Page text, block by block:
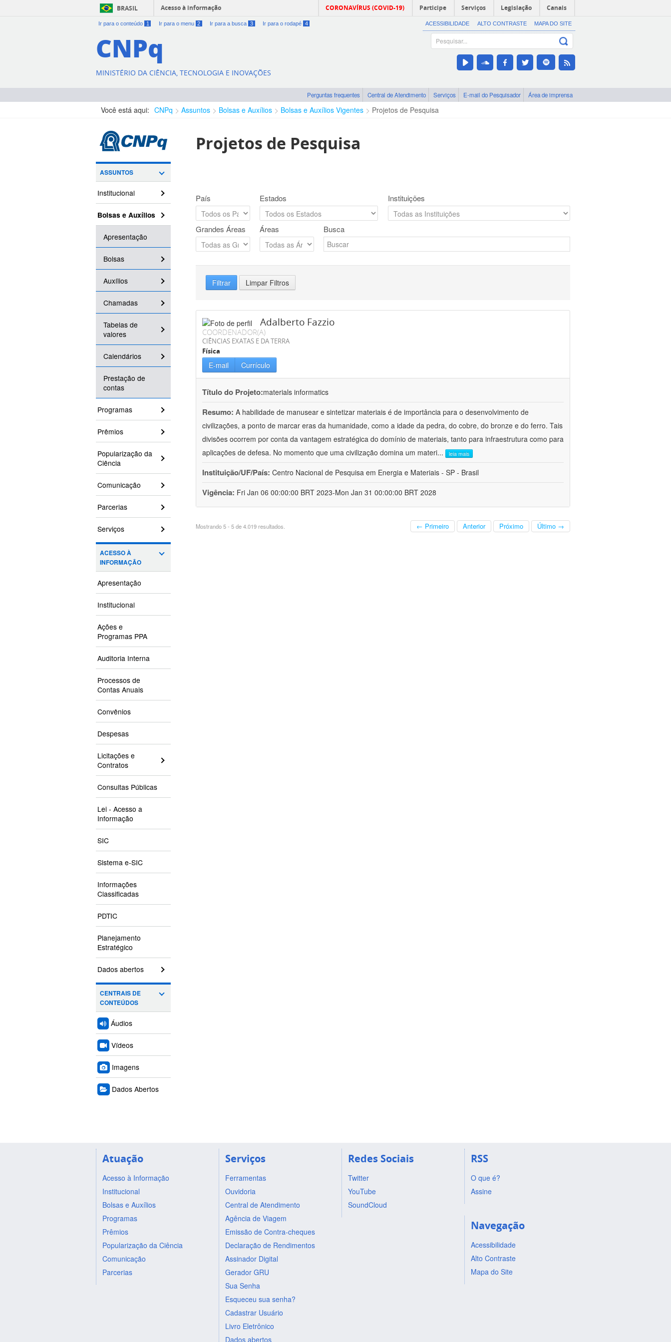
BRASIL Acesso à informação CORONAVÍRUS (COVID-19) Participe Serviços Legislação Canais
Ir para o conteúdo 1 Ir para o menu 2 Ir para a busca 3 Ir para o rodapé 4 ACESSIBILIDADE ALTO CONTRASTE MAPA DO SITE
CNPq
MINISTÉRIO DA CIÊNCIA, TECNOLOGIA E INOVAÇÕES
Perguntas frequentes Central de Atendimento Serviços E-mail do Pesquisador Área de imprensa
Você está aqui: CNPq Assuntos Bolsas e Auxílios Bolsas e Auxílios Vigentes Projetos de Pesquisa
ASSUNTOS
Institucional
Bolsas e Auxílios
Apresentação
Bolsas
Auxílios
Chamadas
Tabelas de
valores
Calendários
Prestação de
contas
Programas
Prêmios
Popularização da
Ciência
Comunicação
Parcerias
Serviços
ACESSO À
INFORMAÇÃO
Apresentação
Institucional
Ações e
Programas PPA
Auditoria Interna
Processos de
Contas Anuais
Convênios
Despesas
Licitações e
Contratos
Consultas Públicas
Lei - Acesso a
Informação
SIC
Sistema e-SIC
Informações
Classificadas
PDTIC
Planejamento
Estratégico
Dados abertos
CENTRAIS DE
CONTEÚDOS
Áudios
Vídeos
Imagens
Dados Abertos
Projetos de Pesquisa
País Estados Instituições
Grandes Áreas Áreas Busca
Filtrar Limpar Filtros
Adalberto Fazzio
COORDENADOR(A)
CIÊNCIAS EXATAS E DA TERRA
Física
E-mail Currículo
Título do Projeto:materials informatics
Resumo: A habilidade de manusear e sintetizar materiais é de importância para o desenvolvimento de
civilizações, a ponto de marcar eras da humanidade, como a idade da pedra, do cobre, do bronze e do ferro. Tais
divisões ocorrem por conta da vantagem estratégica do domínio de materiais, tanto para infraestrutura como para
aplicações de defesa. No momento que uma civilização domina um materi... leia mais
Instituição/UF/País: Centro Nacional de Pesquisa em Energia e Materiais - SP - Brasil
Vigência: Fri Jan 06 00:00:00 BRT 2023-Mon Jan 31 00:00:00 BRT 2028
Mostrando 5 - 5 de 4.019 resultados. ← Primeiro Anterior Próximo Último →
Atuação
Acesso à Informação
Institucional
Bolsas e Auxílios
Programas
Prêmios
Popularização da Ciência
Comunicação
Parcerias
Serviços
Ferramentas
Ouvidoria
Central de Atendimento
Agência de Viagem
Emissão de Contra-cheques
Declaração de Rendimentos
Assinador Digital
Gerador GRU
Sua Senha
Esqueceu sua senha?
Cadastrar Usuário
Livro Eletrônico
Dados abertos
Redes Sociais
Twitter
YouTube
SoundCloud
RSS
O que é?
Assine
Navegação
Acessibilidade
Alto Contraste
Mapa do Site